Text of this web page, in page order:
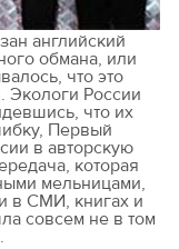
английский
обмана, или
что это
Экологи России
что их
Первый
в авторскую
которая
мельницами,
в СМИ, книгах и
совсем не в том